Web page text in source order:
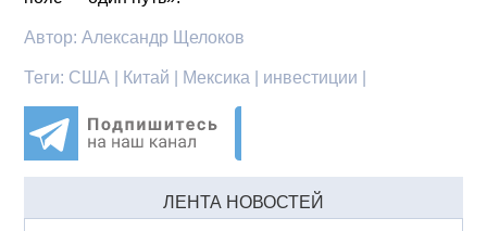
Автор:Александр Щелоков
Теги: США | Китай | Мексика | инвестиции |
ЛЕНТА НОВОСТЕЙ